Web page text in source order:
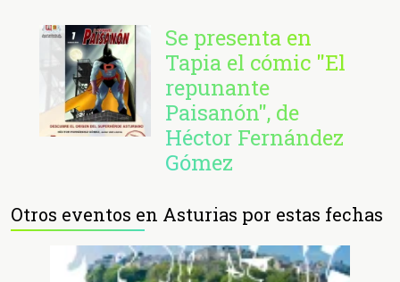
Se presenta en
Tapia el cómic "El
repunante
Paisanón", de
Héctor Fernández
Gómez
Otros eventos en Asturias por estas fechas